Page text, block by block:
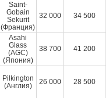
Saint-
Gobain
Sekurit
(Франция)
32 000 34 500
Asahi
Glass
(AGC)
(Япония)
38 700 41 200
Pilkington
(Англия)
26 000 28 500